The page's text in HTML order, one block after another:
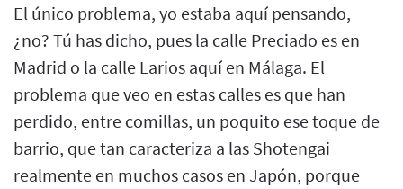
El único problema, yo estaba aquí pensando,
¿no? Tú has dicho, pues la calle Preciado es en
Madrid o la calle Larios aquí en Málaga. El
problema que veo en estas calles es que han
perdido, entre comillas, un poquito ese toque de
barrio, que tan caracteriza a las Shotengai
realmente en muchos casos en Japón, porque